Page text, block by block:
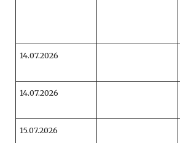
14.07.2026
14.07.2026
15.07.2026